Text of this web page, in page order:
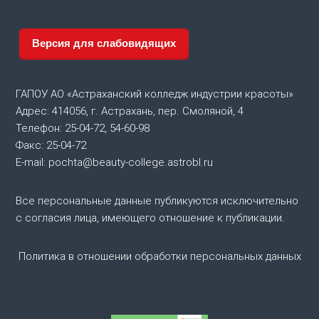
ц
я
п
з
Версия для слабовидящих
ГАПОУ АО «Астраханский колледж индустрии красоты»
Адрес: 414056, г. Астрахань, пер. Смоляной, 4
Телефон: 25-04-72, 54-60-98
Факс: 25-04-72
E-mail: pochta@beauty-college.astrobl.ru
Все персональные данные публикуются исключительно
с согласия лица, имеющего отношение к публикации.
Политика в отношении обработки персональных данных